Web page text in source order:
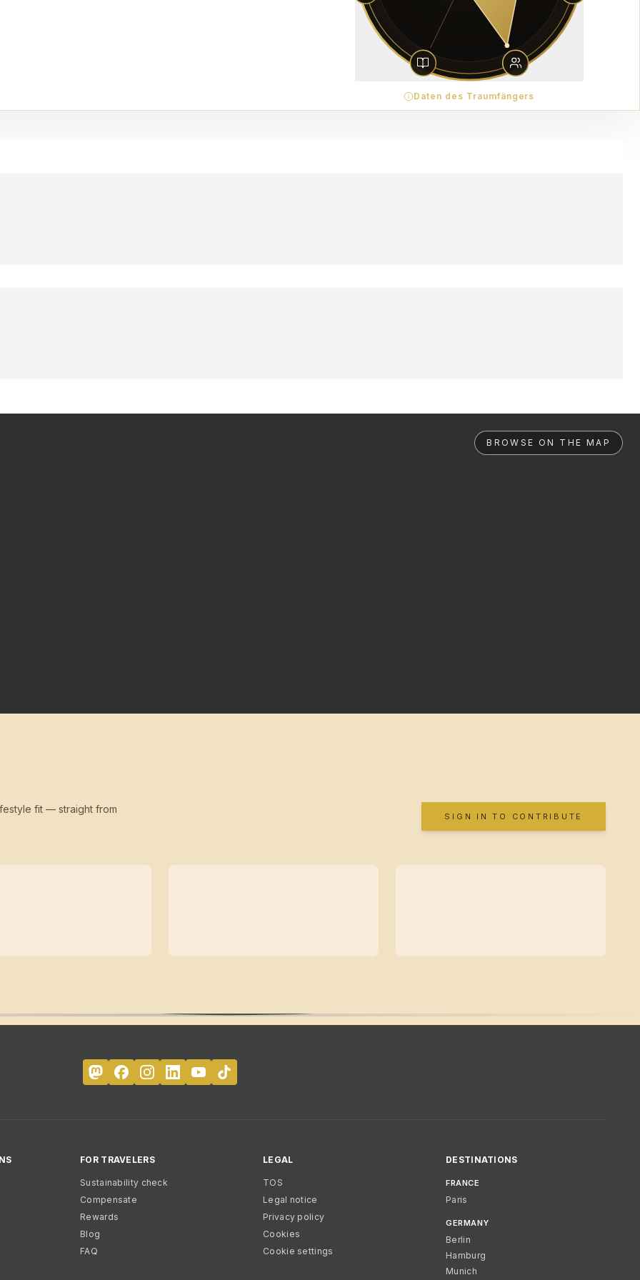
Daten des Traumfängers
BROWSE ON THE MAP
fit — straight from
SIGN IN TO CONTRIBUTE
FOR TRAVELERS
Sustainability check
Compensate
Rewards
Blog
FAQ
LEGAL
TOS
Legal notice
Privacy policy
Cookies
Cookie settings
DESTINATIONS
FRANCE
Paris
GERMANY
Berlin
Hamburg
Munich